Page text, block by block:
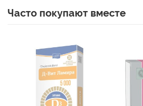
Часто покупают вместе